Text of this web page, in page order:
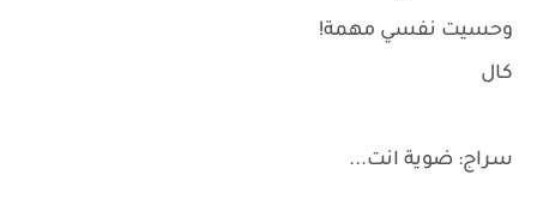
وحسيت نفسي مهمة!
كال
سراج: ضوية انت...